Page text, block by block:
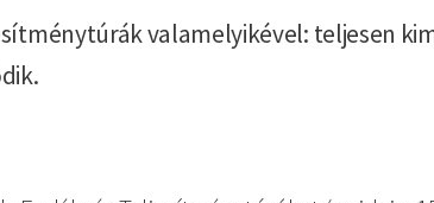
valamelyikével: teljesen